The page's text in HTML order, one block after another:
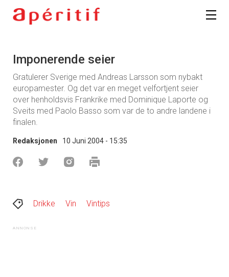
Imponerende seier
Gratulerer Sverige med Andreas Larsson som nybakt
europamester. Og det var en meget velfortjent seier
over henholdsvis Frankrike med Dominique Laporte og
Sveits med Paolo Basso som var de to andre landene i
finalen.
Redaksjonen 10 Juni 2004 - 15:35
Drikke Vin Vintips